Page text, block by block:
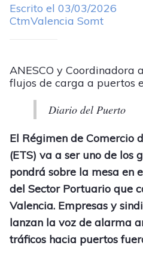
Escrito el 03/03/2026
CtmValencia Somt
ANESCO y Coordinadora
flujos de carga a puertos
Diario del Puerto
El Régimen de Comercio
(ETS) va a ser uno de los
pondrá sobre la mesa en
del Sector Portuario que
Valencia. Empresas y
lanzan la voz de alarma
tráficos hacia puertos